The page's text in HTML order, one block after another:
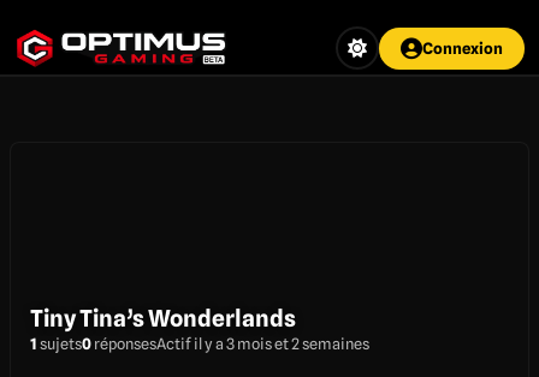
au
contenu
Connexion
Tiny Tina’s Wonderlands
1 sujets0 réponsesActif il y a 3 mois et 2 semaines